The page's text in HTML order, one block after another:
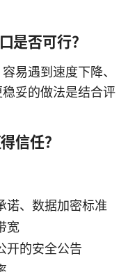
是否可行？
易遇到速度下降、
妥的做法是结合评
信任？
诺、数据加密标准
宽
开的安全公告